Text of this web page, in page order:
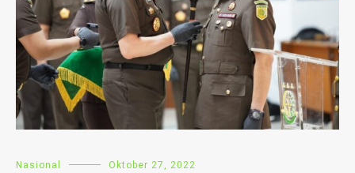
Nasional Oktober 27, 2022